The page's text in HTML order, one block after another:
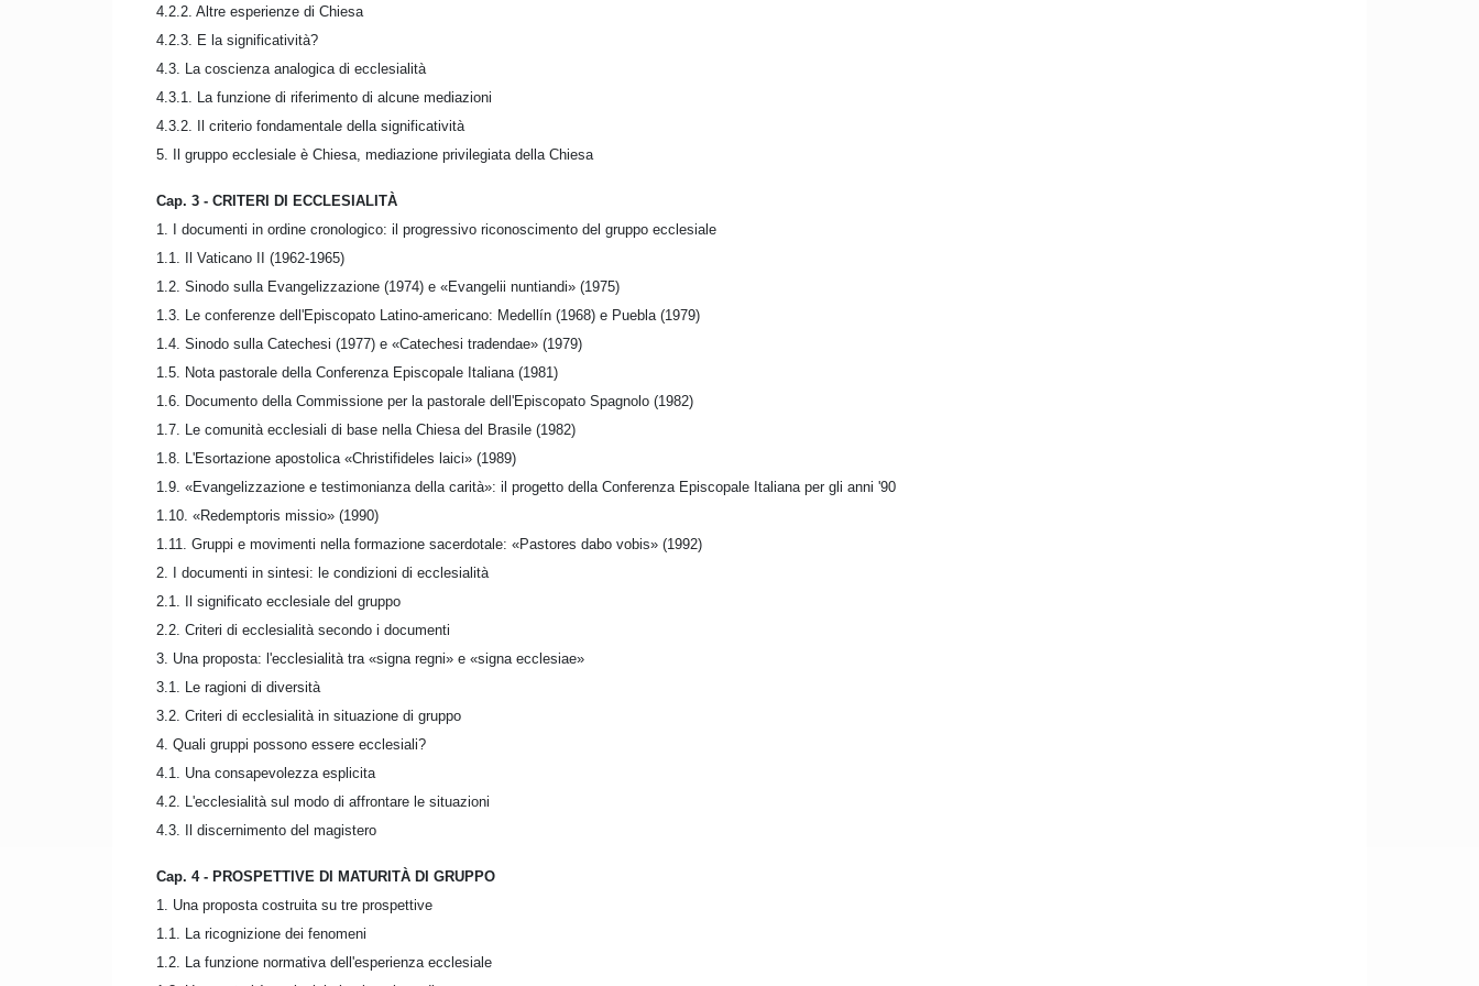
4.2.2. Altre esperienze di Chiesa
4.2.3. E la significatività?
4.3. La coscienza analogica di ecclesialità
4.3.1. La funzione di riferimento di alcune mediazioni
4.3.2. Il criterio fondamentale della significatività
5. Il gruppo ecclesiale è Chiesa, mediazione privilegiata della Chiesa
Cap. 3 - CRITERI DI ECCLESIALITÀ
1. I documenti in ordine cronologico: il progressivo riconoscimento del gruppo ecclesiale
1.1. Il Vaticano II (1962-1965)
1.2. Sinodo sulla Evangelizzazione (1974) e «Evangelii nuntiandi» (1975)
1.3. Le conferenze dell'Episcopato Latino-americano: Medellín (1968) e Puebla (1979)
1.4. Sinodo sulla Catechesi (1977) e «Catechesi tradendae» (1979)
1.5. Nota pastorale della Conferenza Episcopale Italiana (1981)
1.6. Documento della Commissione per la pastorale dell'Episcopato Spagnolo (1982)
1.7. Le comunità ecclesiali di base nella Chiesa del Brasile (1982)
1.8. L'Esortazione apostolica «Christifideles laici» (1989)
1.9. «Evangelizzazione e testimonianza della carità»: il progetto della Conferenza Episcopale Italiana per gli anni '90
1.10. «Redemptoris missio» (1990)
1.11. Gruppi e movimenti nella formazione sacerdotale: «Pastores dabo vobis» (1992)
2. I documenti in sintesi: le condizioni di ecclesialità
2.1. Il significato ecclesiale del gruppo
2.2. Criteri di ecclesialità secondo i documenti
3. Una proposta: l'ecclesialità tra «signa regni» e «signa ecclesiae»
3.1. Le ragioni di diversità
3.2. Criteri di ecclesialità in situazione di gruppo
4. Quali gruppi possono essere ecclesiali?
4.1. Una consapevolezza esplicita
4.2. L'ecclesialità sul modo di affrontare le situazioni
4.3. Il discernimento del magistero
Cap. 4 - PROSPETTIVE DI MATURITÀ DI GRUPPO
1. Una proposta costruita su tre prospettive
1.1. La ricognizione dei fenomeni
1.2. La funzione normativa dell'esperienza ecclesiale